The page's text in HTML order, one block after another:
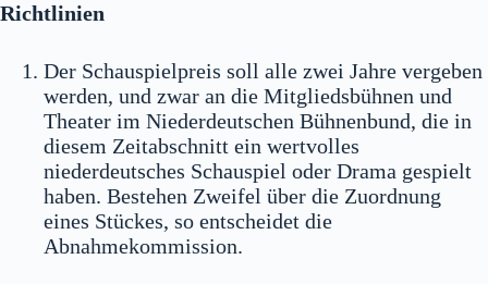
Richtlinien
Der Schauspielpreis soll alle zwei Jahre vergeben
werden, und zwar an die Mitgliedsbühnen und
Theater im Niederdeutschen Bühnenbund, die in
diesem Zeitabschnitt ein wertvolles
niederdeutsches Schauspiel oder Drama gespielt
haben. Bestehen Zweifel über die Zuordnung
eines Stückes, so entscheidet die
Abnahmekommission.